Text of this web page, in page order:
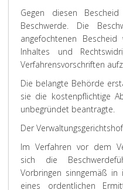
Gegen diesen
Beschwerde. Die
angefochtenen Bescheid
Inhaltes und
Verfahrensvorschriften
Die belangte Behörde
sie die kostenpflichtige
unbegründet beantragte.
Der
Im Verfahren vor dem
sich die
Vorbringen sinngemäß in
eines ordentlichen